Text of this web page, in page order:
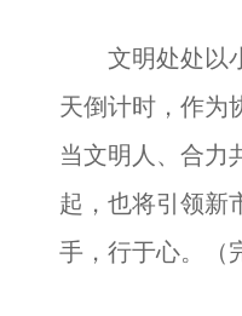
文明处处以小
天倒计时，作为
当文明人、合力
起，也将引领新
手，行于心。（